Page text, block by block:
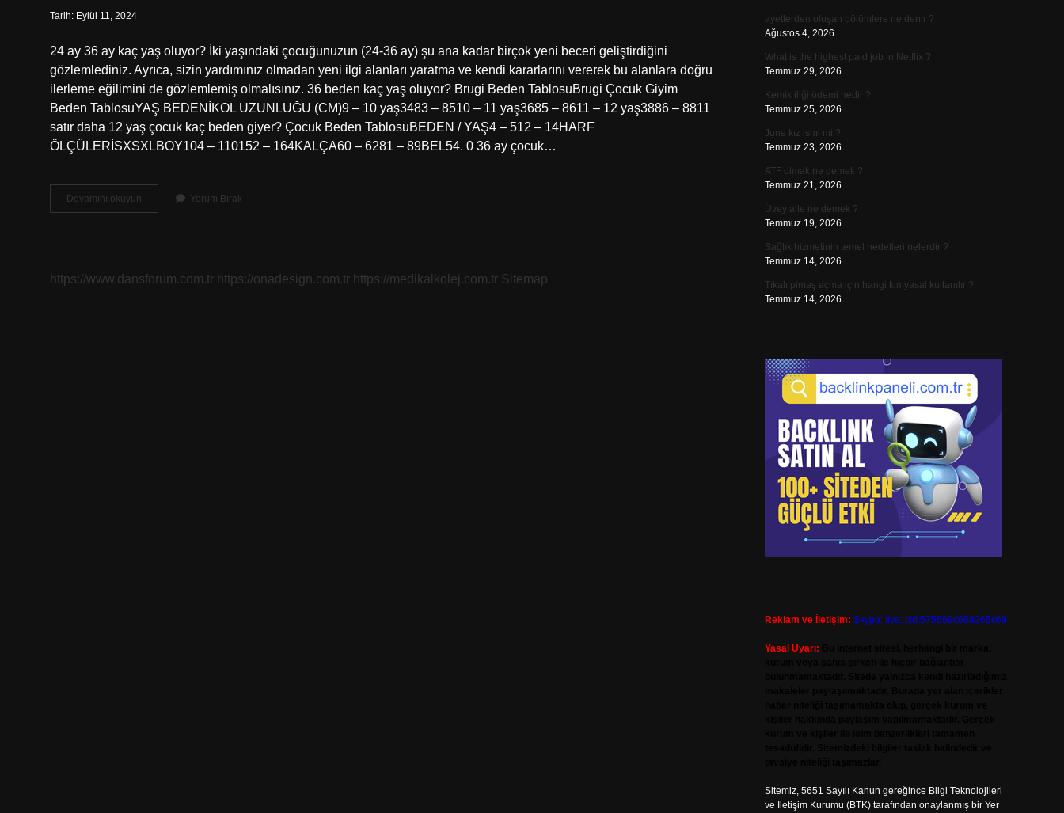
Tarih: Eylül 11, 2024
24 ay 36 ay kaç yaş oluyor? İki yaşındaki çocuğunuzun (24-36 ay) şu ana kadar birçok yeni beceri geliştirdiğini
gözlemlediniz. Ayrıca, sizin yardımınız olmadan yeni ilgi alanları yaratma ve kendi kararlarını vererek bu alanlara doğru
ilerleme eğilimini de gözlemlemiş olmalısınız. 36 beden kaç yaş oluyor? Brugi Beden TablosuBrugi Çocuk Giyim
Beden TablosuYAŞ BEDENİKOL UZUNLUĞU (CM)9 – 10 yaş3483 – 8510 – 11 yaş3685 – 8611 – 12 yaş3886 – 8811
satır daha 12 yaş çocuk kaç beden giyer? Çocuk Beden TablosuBEDEN / YAŞ4 – 512 – 14HARF
ÖLÇÜLERİSXSXLBOY104 – 110152 – 164KALÇA60 – 6281 – 89BEL54. 0 36 ay çocuk…
Devamını okuyun
36
Yorum Bırak
https://www.dansforum.com.tr https://onadesign.com.tr https://medikalkolej.com.tr Sitemap
ayetlerden oluşan bölümlere ne denir ?
Ağustos 4, 2026
What is the highest paid job in Netflix ?
Temmuz 29, 2026
Kemik iliği ödemi nedir ?
Temmuz 25, 2026
June kız ismi mi ?
Temmuz 23, 2026
ATF olmak ne demek ?
Temmuz 21, 2026
Üvey aile ne demek ?
Temmuz 19, 2026
Sağlık hizmetinin temel hedefleri nelerdir ?
Temmuz 14, 2026
Tıkalı pimaş açma için hangi kimyasal kullanılır ?
Temmuz 14, 2026
Reklam ve İletişim: Skype: live:.cid.575569c608265c69
Yasal Uyarı:
Sitemiz, 5651 Sayılı Kanun gereğince Bilgi Teknolojileri
ve İletişim Kurumu (BTK) tarafından onaylanmış bir Yer